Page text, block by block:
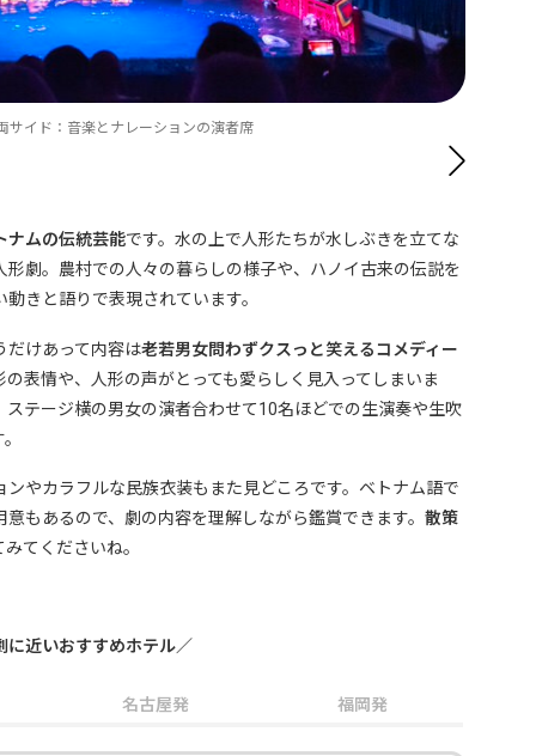
りの様子の飾り
ナムの伝統芸能です。水の上で人形たちが水しぶきを立てな
劇。農村での人々の暮らしの様子や、ハノイ古来の伝説を
きと語りで表現されています。
だけあって内容は老若男女問わずクスっと笑えるコメディー
表情や、人形の声がとっても愛らしく見入ってしまいま
テージ横の男女の演者合わせて10名ほどでの生演奏や生吹
やカラフルな民族衣装もまた見どころです。ベトナム語で
もあるので、劇の内容を理解しながら鑑賞できます。 散策
てくださいね。
すすめホテル／
名古屋発 福岡発